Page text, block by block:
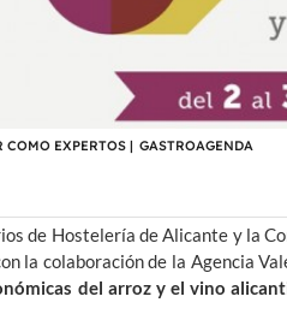
COMO EXPERTOS | GASTROAGENDA
de Hostelería de Alicante y la
la colaboración de la Agencia
del arroz y el vino